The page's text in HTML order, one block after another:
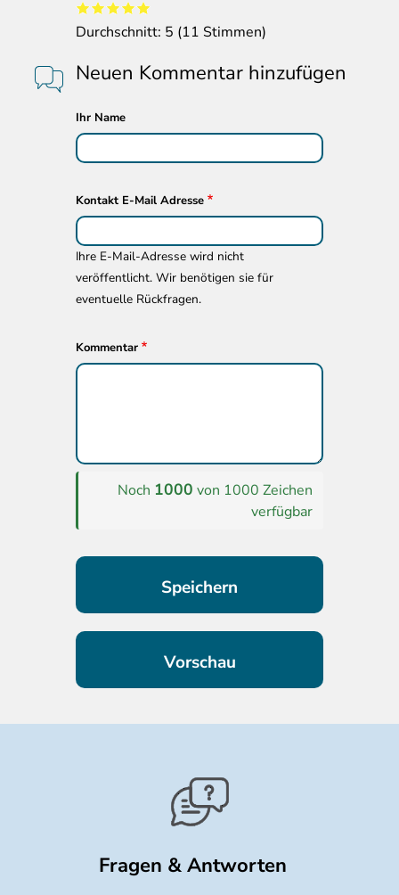
Durchschnitt: 5 (11 Stimmen)
Neuen Kommentar hinzufügen
Ihr Name
Kontakt E-Mail Adresse
Ihre E-Mail-Adresse wird nicht
veröffentlicht. Wir benötigen sie für
eventuelle Rückfragen.
Kommentar
Noch 1000 von 1000 Zeichen
verfügbar
Fragen & Antworten